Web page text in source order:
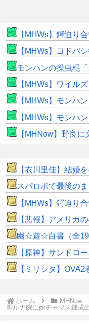
【MHWs】鍔迫り合い
【MHWs】ヨドバシ行っ
モンハンの操虫棍「スリンガー
【MHWs】ワイルズアセンダン
【MHWs】モンハン
【MHWs】モンハ
【MHNow】野良に文句言ってるやつ
【衣川里佳】結婚
スパロボで最後の
【MHWs】鍔迫り合い
【悲報】アメリカの小
幽☆遊☆白書（全19巻
【原神】サンドロー
【ミリシタ】OVA2
ホーム MHNow
脚ルナ腕にjtkチャマス錬成